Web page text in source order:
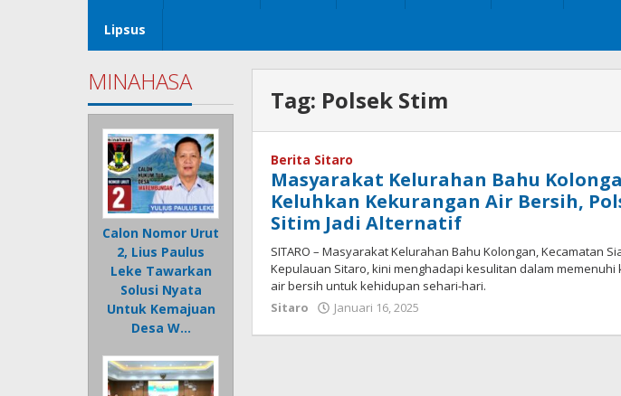
Lipsus
MINAHASA
Calon Nomor Urut
2, Lius Paulus
Leke Tawarkan
Solusi Nyata
Untuk Kemajuan
Desa W…
Tag: Polsek Stim
Berita Sitaro
Masyarakat Kelurahan Bahu
Keluhkan Kekurangan Air Bersih,
Sitim Jadi Alternatif
SITARO – Masyarakat Kelurahan Bahu Kolongan, Kecamatan
Kepulauan Sitaro, kini menghadapi kesulitan dalam memenuhi
air bersih untuk kehidupan sehari-hari.
Sitaro
Januari 16, 2025